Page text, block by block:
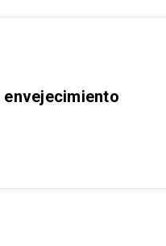
envejecimiento